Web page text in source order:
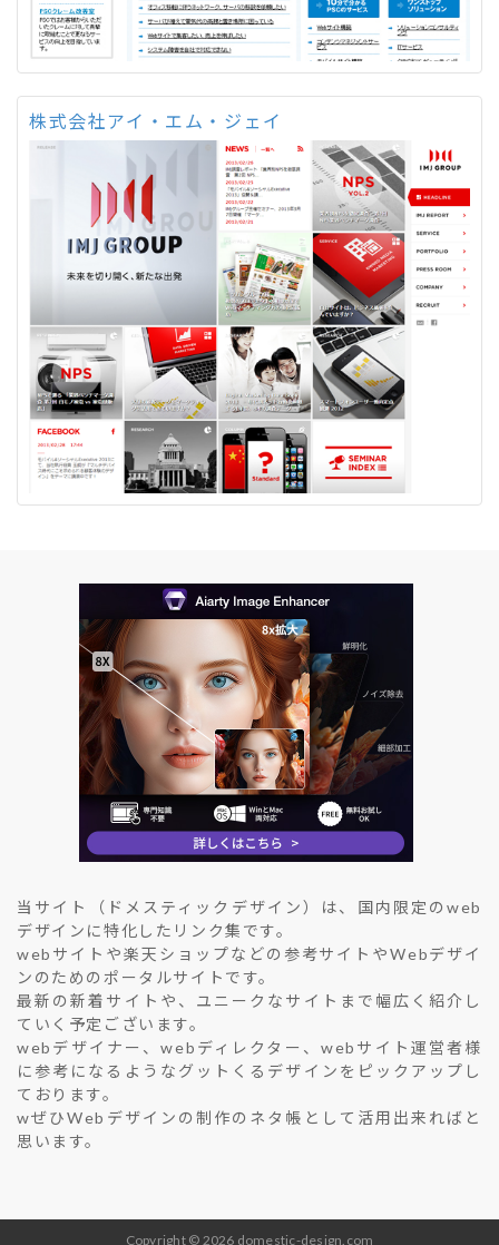
株式会社アイ・エム・ジェイ
当サイト（ドメスティックデザイン）は、国内限定のweb
デザインに特化したリンク集です。
webサイトや楽天ショップなどの参考サイトやWebデザイ
ンのためのポータルサイトです。
最新の新着サイトや、ユニークなサイトまで幅広く紹介し
ていく予定ございます。
webデザイナー、webディレクター、webサイト運営者様
に参考になるようなグットくるデザインをピックアップし
ております。
wぜひWebデザインの制作のネタ帳として活用出来ればと
思います。
Copyright © 2026 domestic-design.com